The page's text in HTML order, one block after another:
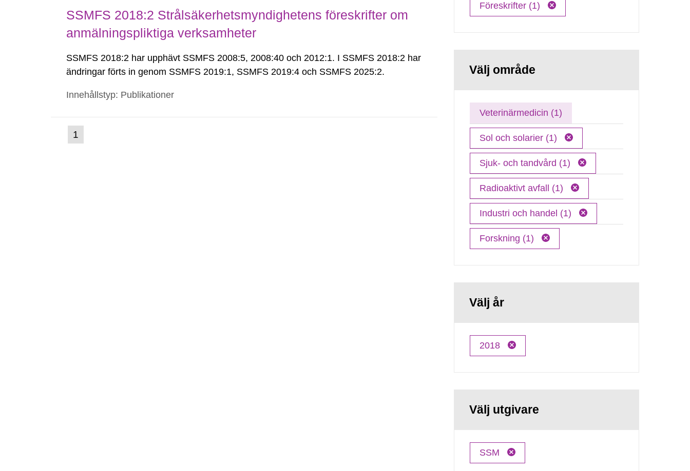
SSMFS 2018:2 Strålsäkerhetsmyndighetens föreskrifter om
anmälningspliktiga verksamheter
SSMFS 2018:2 har upphävt SSMFS 2008:5, 2008:40 och 2012:1. I SSMFS 2018:2 har
ändringar förts in genom SSMFS 2019:1, SSMFS 2019:4 och SSMFS 2025:2.
Innehållstyp: Publikationer
Gå
till
1
Föreskrifter (1)
Välj område
Veterinärmedicin (1)
Sol och solarier (1)
Sjuk- och tandvård (1)
Radioaktivt avfall (1)
Industri och handel (1)
Forskning (1)
Välj år
2018
Välj utgivare
SSM